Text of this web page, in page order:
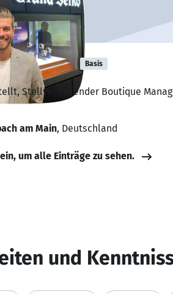
Audibert Basis
Stellvertretender Boutique
am Main, Deutschland
um alle Einträge zu sehen.
und